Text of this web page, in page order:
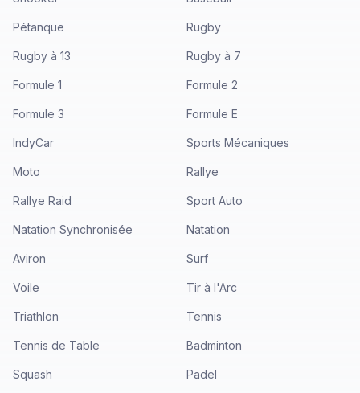
Pétanque Rugby
Rugby à 13 Rugby à 7
Formule 1 Formule 2
Formule 3 Formule E
IndyCar Sports Mécaniques
Moto Rallye
Rallye Raid Sport Auto
Natation Synchronisée Natation
Aviron Surf
Voile Tir à l'Arc
Triathlon Tennis
Tennis de Table Badminton
Squash Padel